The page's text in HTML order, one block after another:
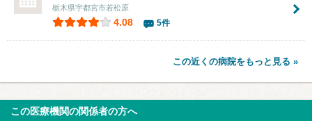
栃木県宇都宮市若松原
4.08 5件
この近くの病院をもっと見る »
この医療機関の関係者の方へ